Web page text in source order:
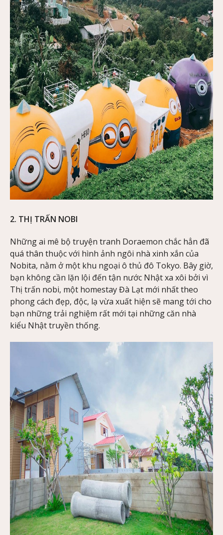
2. THỊ TRẤN NOBI
Những ai mê bộ truyện tranh Doraemon chắc hẳn đã
quá thân thuộc với hình ảnh ngôi nhà xinh xắn của
Nobita, nằm ở một khu ngoại ô thủ đô Tokyo. Bây giờ,
bạn không cần lặn lội đến tận nước Nhật xa xôi bởi vì
Thị trấn nobi, một homestay Đà Lạt mới nhất theo
phong cách đẹp, độc, lạ vừa xuất hiện sẽ mang tới cho
bạn những trải nghiệm rất mới tại những căn nhà
kiểu Nhật truyền thống.